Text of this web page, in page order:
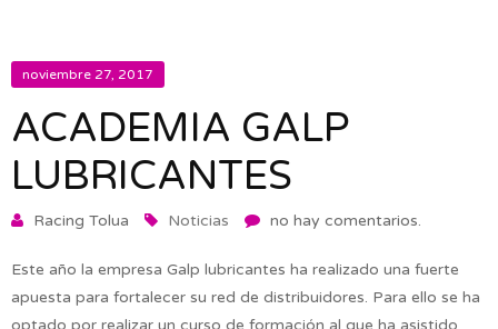
noviembre 27, 2017
ACADEMIA GALP
LUBRICANTES
Racing Tolua Noticias no hay comentarios.
Este año la empresa Galp lubricantes ha realizado una fuerte
apuesta para fortalecer su red de distribuidores. Para ello se ha
optado por realizar un curso de formación al que ha asistido